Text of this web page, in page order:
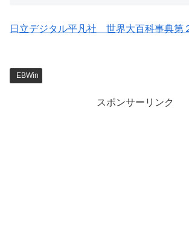
日立デジタル平凡社 世界大百科事典第
EBWin
スポンサーリンク